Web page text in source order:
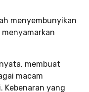
menyembunyikan
membuat
macam
Kebenaran yang